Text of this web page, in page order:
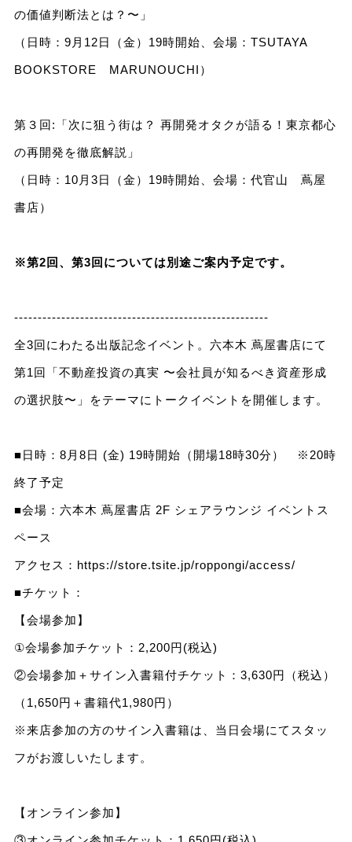
の価値判断法とは？〜」
（日時：9月12日（金）19時開始、会場：TSUTAYA
BOOKSTORE MARUNOUCHI）
第３回:「次に狙う街は？ 再開発オタクが語る！東京都心
の再開発を徹底解説」
（日時：10月3日（金）19時開始、会場：代官山 蔦屋
書店）
※第2回、第3回については別途ご案内予定です。
------------------------------------------------------
全3回にわたる出版記念イベント。六本木 蔦屋書店にて
第1回「不動産投資の真実 〜会社員が知るべき資産形成
の選択肢〜」をテーマにトークイベントを開催します。
■日時：8月8日 (金) 19時開始（開場18時30分） ※20時
終了予定
■会場：六本木 蔦屋書店 2F シェアラウンジ イベントス
ペース
アクセス： https://store.tsite.jp/roppongi/access/
■チケット：
【会場参加】
①会場参加チケット：2,200円(税込)
②会場参加＋サイン入書籍付チケット：3,630円（税込）
（1,650円＋書籍代1,980円）
※来店参加の方のサイン入書籍は、当日会場にてスタッ
フがお渡しいたします。
【オンライン参加】